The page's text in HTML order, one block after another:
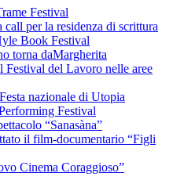
Festival
per la residenza di scrittura
Book Festival
torna daMargherita
del Lavoro nelle aree
nazionale di Utopia
Festival
“Sanasàna”
il film-documentario “Figli
Cinema Coraggioso”